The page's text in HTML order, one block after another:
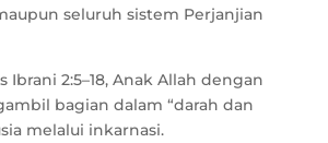
seluruh sistem Perjanjian
Ibrani 2:5–18, Anak Allah dengan
bagian dalam “darah dan
melalui inkarnasi.